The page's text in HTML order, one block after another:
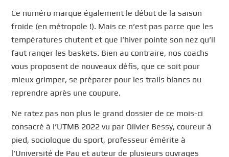
Ce numéro marque également le début de la saison
froide (en métropole !). Mais ce n’est pas parce que les
températures chutent et que l’hiver pointe son nez qu’il
faut ranger les baskets. Bien au contraire, nos coachs
vous proposent de nouveaux défis, que ce soit pour
mieux grimper, se préparer pour les trails blancs ou
reprendre après une coupure.
Ne ratez pas non plus le grand dossier de ce mois-ci
consacré à l’UTMB 2022 vu par Olivier Bessy, coureur à
pied, sociologue du sport, professeur émérite à
l’Université de Pau et auteur de plusieurs ouvrages